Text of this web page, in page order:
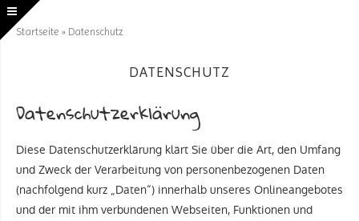
Startseite » Datenschutz
DATENSCHUTZ
Datenschutzerklärung
Diese Datenschutzerklärung klärt Sie über die Art, den Umfang
und Zweck der Verarbeitung von personenbezogenen Daten
(nachfolgend kurz „Daten“) innerhalb unseres Onlineangebotes
und der mit ihm verbundenen Webseiten, Funktionen und